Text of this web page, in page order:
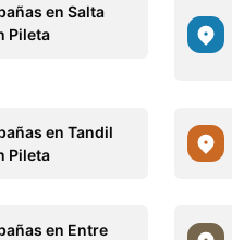
en Salta
Pileta
en Tandil
Pileta
en Entre